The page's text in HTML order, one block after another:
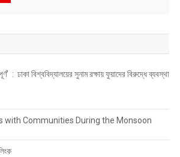
: ঢাকা বিশ্ববিদ্যালয়ের সুনাম রক্ষায় ফুয়াদের বিরুদ্ধে ব্যবস্থা
with Communities During the Monsoon